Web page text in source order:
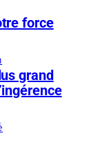
force
grand